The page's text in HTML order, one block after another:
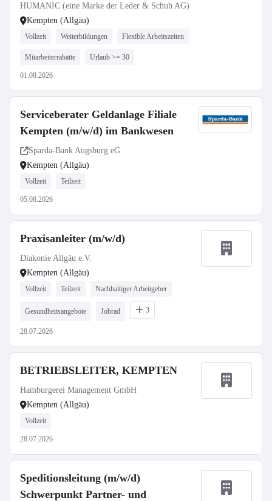
HUMANIC (eine Marke der Leder & Schuh AG)
Kempten (Allgäu)
Vollzeit Weiterbildungen Flexible Arbeitszeiten
Mitarbeiterrabatte Urlaub >= 30
01.08.2026
Serviceberater Geldanlage Filiale
Kempten (m/w/d) im Bankwesen
Sparda-Bank Augsburg eG
Kempten (Allgäu)
Vollzeit Teilzeit
05.08.2026
Praxisanleiter (m/w/d)
Diakonie Allgäu e.V.
Kempten (Allgäu)
Vollzeit Teilzeit Nachhaltiger Arbeitgeber
Gesundheitsangebote Jobrad 3
28.07.2026
BETRIEBSLEITER, KEMPTEN
Hamburgerei Management GmbH
Kempten (Allgäu)
Vollzeit
28.07.2026
Speditionsleitung (m/w/d)
Schwerpunkt Partner- und